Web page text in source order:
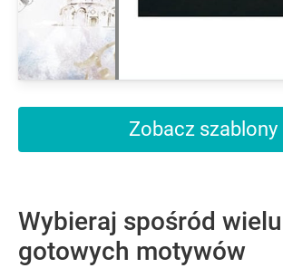
Zobacz szablony
Wybieraj spośród wielu
gotowych motywów